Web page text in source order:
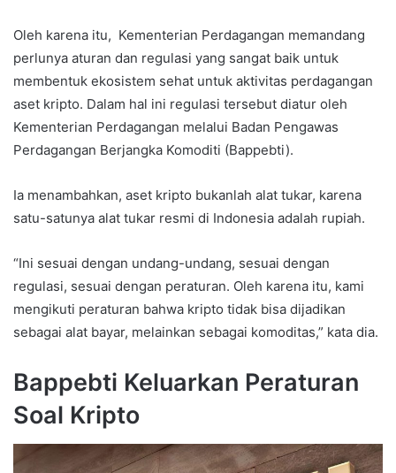
Oleh karena itu, Kementerian Perdagangan memandang
perlunya aturan dan regulasi yang sangat baik untuk
membentuk ekosistem sehat untuk aktivitas perdagangan
aset kripto. Dalam hal ini regulasi tersebut diatur oleh
Kementerian Perdagangan melalui Badan Pengawas
Perdagangan Berjangka Komoditi (Bappebti).
Ia menambahkan, aset kripto bukanlah alat tukar, karena
satu-satunya alat tukar resmi di Indonesia adalah rupiah.
“Ini sesuai dengan undang-undang, sesuai dengan
regulasi, sesuai dengan peraturan. Oleh karena itu, kami
mengikuti peraturan bahwa kripto tidak bisa dijadikan
sebagai alat bayar, melainkan sebagai komoditas,” kata dia.
Bappebti Keluarkan Peraturan
Soal Kripto